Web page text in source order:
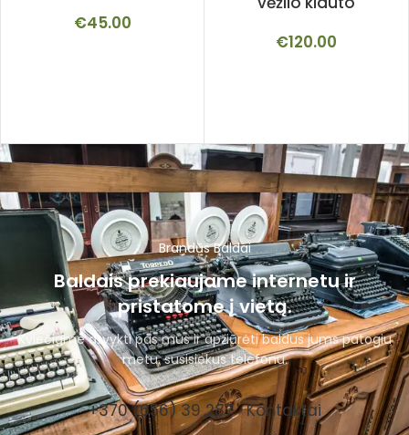
€45.00
€120.00
Brandūs Baldai
Baldais prekiaujame internetu ir
pristatome į vietą.
Kviečiame atvykti pas mus ir apžiūrėti baldus jums patogiu
metu, susisiekus telefonu.
+370 (656) 39 287 Kontaktai